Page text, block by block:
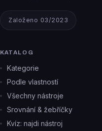
Založeno 03/2023
KATALOG
Kategorie
Podle vlastností
Všechny nástroje
Srovnání & žebříčky
Kvíz: najdi nástroj